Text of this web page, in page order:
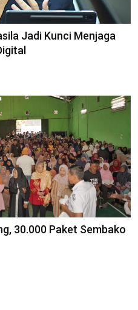
Jadi Kunci Menjaga
30.000 Paket Sembako